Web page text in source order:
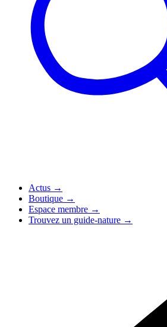
Actus →
Boutique →
Espace membre →
Trouvez un guide-nature →